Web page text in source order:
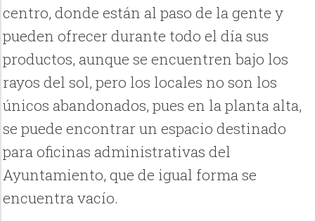
centro, donde están al paso de la gente y
pueden ofrecer durante todo el día sus
productos, aunque se encuentren bajo los
rayos del sol, pero los locales no son los
únicos abandonados, pues en la planta alta,
se puede encontrar un espacio destinado
para oficinas administrativas del
Ayuntamiento, que de igual forma se
encuentra vacío.